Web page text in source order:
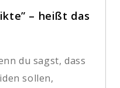
– heißt das
du sagst, dass
sollen,